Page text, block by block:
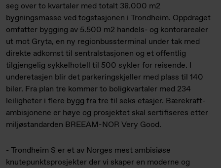
seg over to kvartaler med totalt 38.000 m2
bygningsmasse ved togstasjonen i Trondheim. Oppdraget
omfatter bygging av 5.500 m2 handels- og kontorarealer
ut mot Gryta, en ny regionbussterminal under tak med
direkte adkomst til sentralstasjonen og et offentlig
tilgjengelig sykkelhotell til 500 sykler for reisende. I
underetasjen blir det parkeringskjeller med plass til 140
biler. Fra plan tre kommer to boligkvartaler med 234
leiligheter i flere bygg fra tre til seks etasjer. Bærekraft­
ambisjonene er høye og prosjektet skal sertifiseres etter
miljøstandarden BREEAM-NOR Very Good.
- Trondheim S er et av Norges mest ambisiøse
knutepunktsprosjekter der vi skaper en moderne og